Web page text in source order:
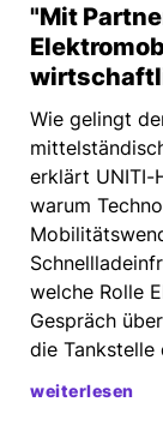
"Mit
Wie gelingt
erklärt UNITI-
warum
welche Rolle
Gespräch
die Tankstelle
weiterlesen